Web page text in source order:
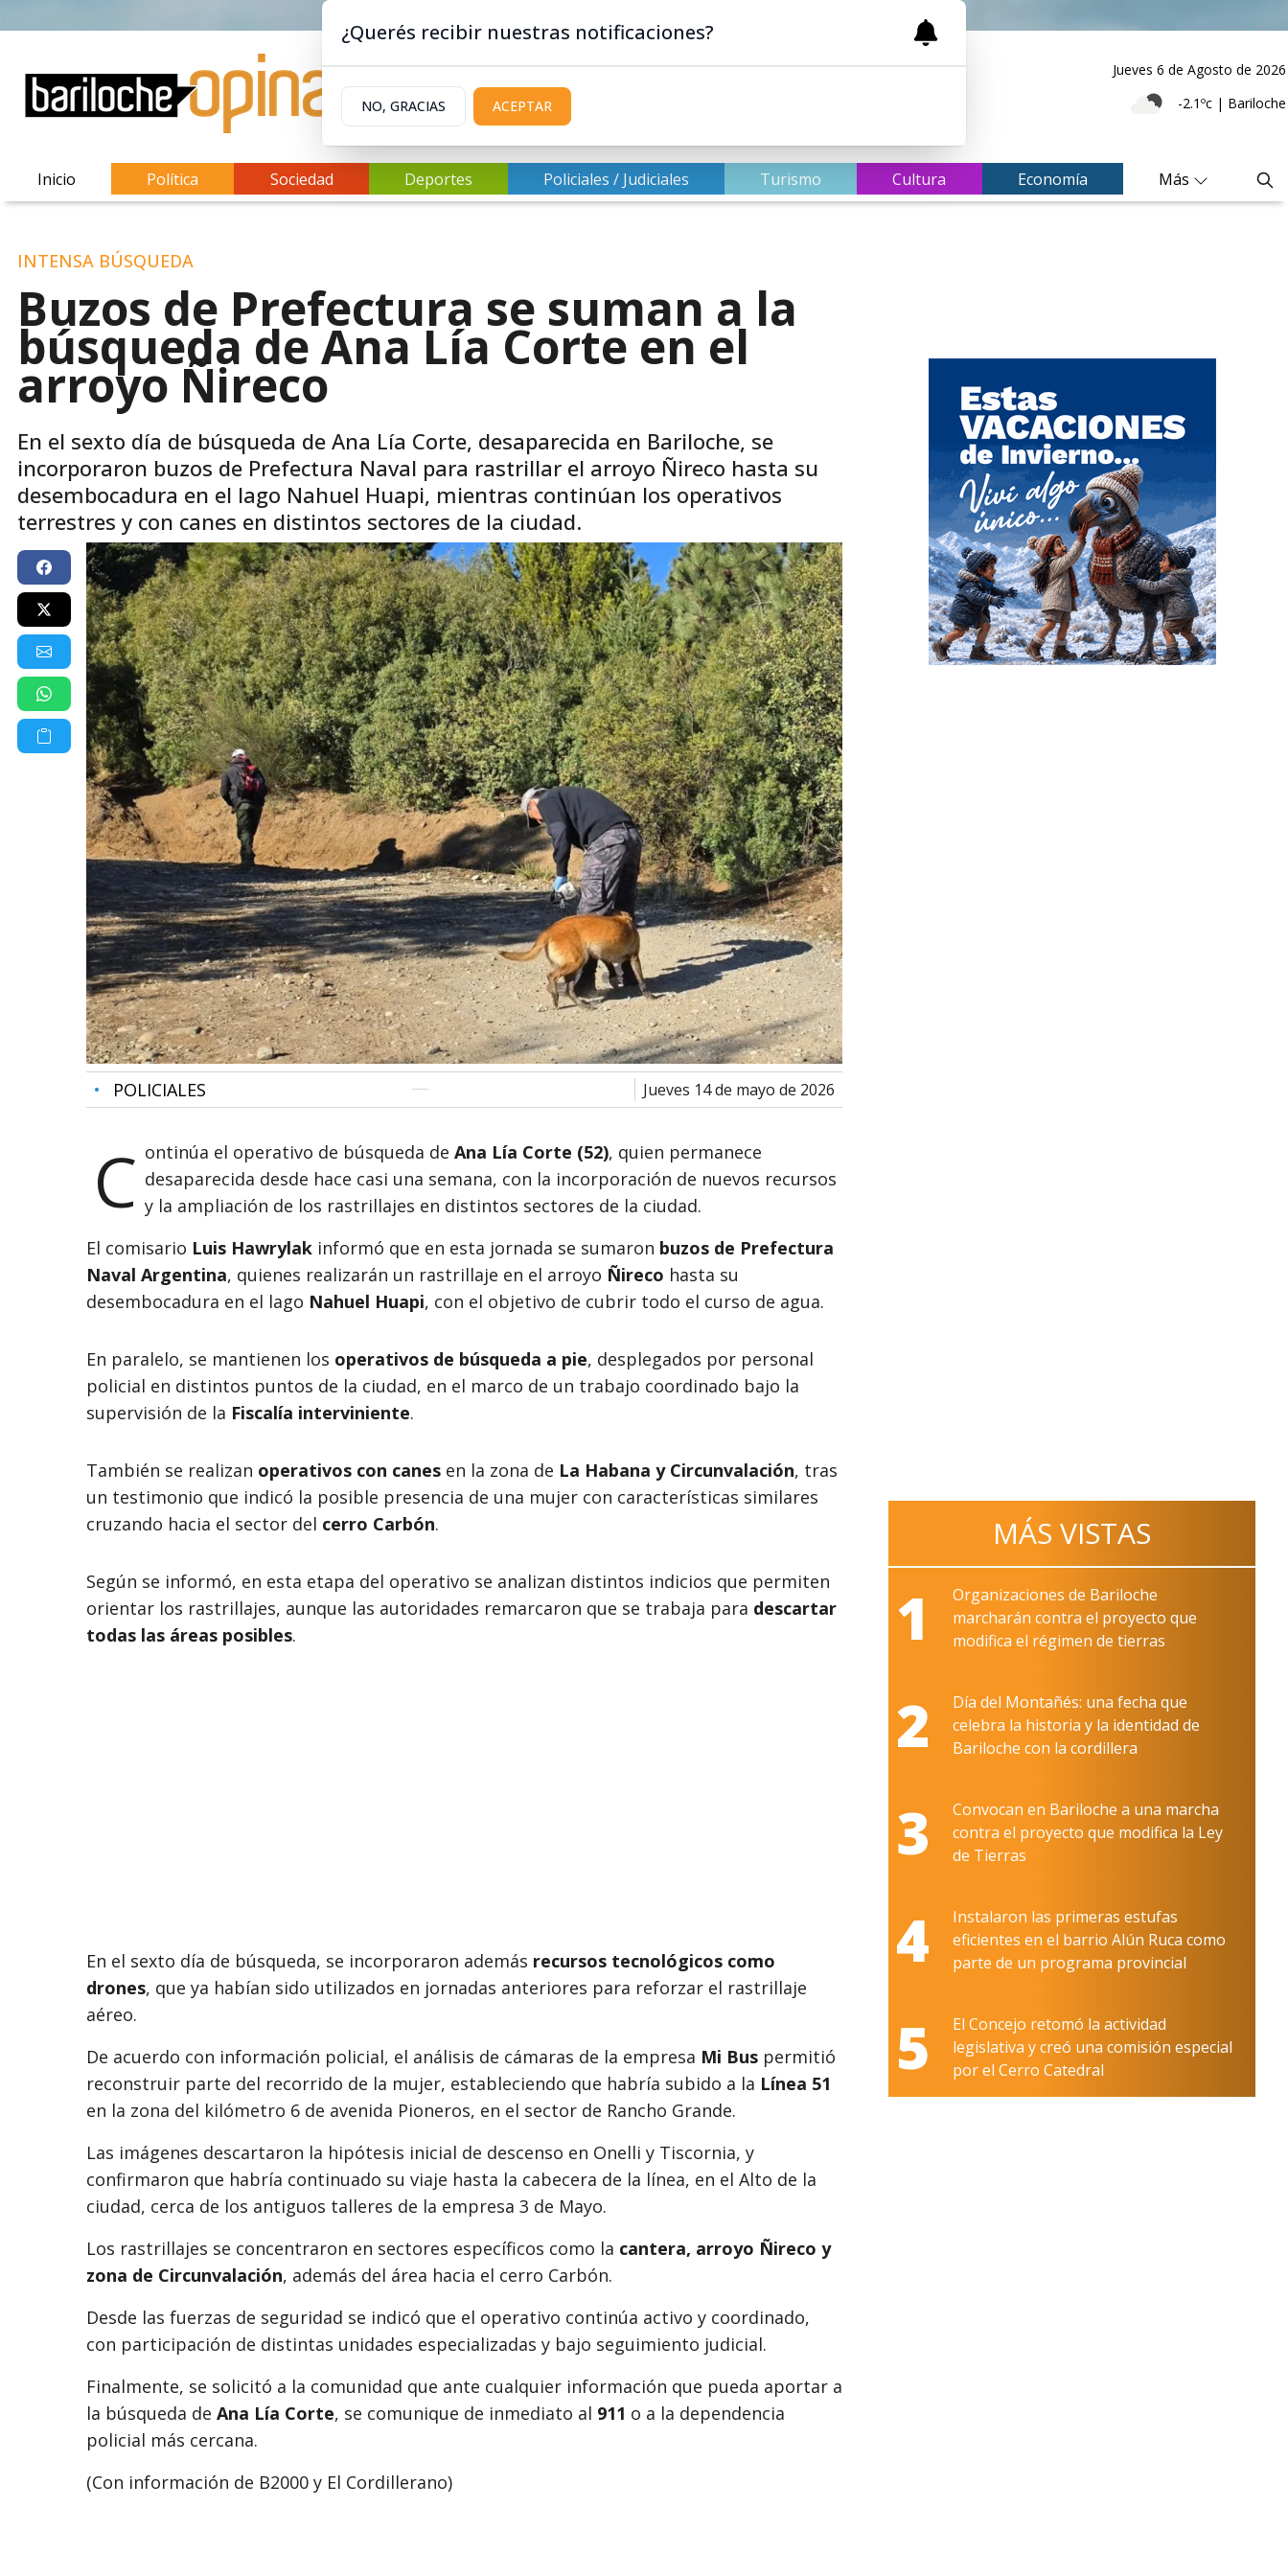
Jueves 6 de Agosto de 2026
-2.1ºc | Bariloche
Inicio Política Sociedad Deportes Policiales / Judiciales Turismo Cultura Economía Más
INTENSA BÚSQUEDA
Buzos de Prefectura se suman a la
búsqueda de Ana Lía Corte en el
arroyo Ñireco
En el sexto día de búsqueda de Ana Lía Corte, desaparecida en Bariloche, se
incorporaron buzos de Prefectura Naval para rastrillar el arroyo Ñireco hasta su
desembocadura en el lago Nahuel Huapi, mientras continúan los operativos
terrestres y con canes en distintos sectores de la ciudad.
• POLICIALES jueves 14 de mayo de 2026
C ontinúa el operativo de búsqueda de Ana Lía Corte (52), quien permanece
desaparecida desde hace casi una semana, con la incorporación de nuevos recursos
y la ampliación de los rastrillajes en distintos sectores de la ciudad.
El comisario Luis Hawrylakinformó que en esta jornada se sumaron buzos de Prefectura
Naval Argentina, quienes realizarán un rastrillaje en el arroyo Ñireco hasta su
desembocadura en el lago Nahuel Huapi, con el objetivo de cubrir todo el curso de agua.
En paralelo, se mantienen los operativos de búsqueda a pie, desplegados por personal
policial en distintos puntos de la ciudad, en el marco de un trabajo coordinado bajo la
supervisión de la Fiscalía interviniente.
También se realizan operativos con canesen la zona de La Habana y Circunvalación, tras
un testimonio que indicó la posible presencia de una mujer con características similares
cruzando hacia el sector del cerro Carbón.
Según se informó, en esta etapa del operativo se analizan distintos indicios que permiten
orientar los rastrillajes, aunque las autoridades remarcaron que se trabaja para descartar
todas las áreas posibles.
En el sexto día de búsqueda, se incorporaron además recursos tecnológicos como
drones, que ya habían sido utilizados en jornadas anteriores para reforzar el rastrillaje
aéreo.
De acuerdo con información policial, el análisis de cámaras de la empresa Mi Buspermitió
reconstruir parte del recorrido de la mujer, estableciendo que habría subido a la Línea 51
en la zona del kilómetro 6 de avenida Pioneros, en el sector de Rancho Grande.
Las imágenes descartaron la hipótesis inicial de descenso en Onelli y Tiscornia, y
confirmaron que habría continuado su viaje hasta la cabecera de la línea, en el Alto de la
ciudad, cerca de los antiguos talleres de la empresa 3 de Mayo.
Los rastrillajes se concentraron en sectores específicos como la cantera, arroyo Ñireco y
zona de Circunvalación, además del área hacia el cerro Carbón.
Desde las fuerzas de seguridad se indicó que el operativo continúa activo y coordinado,
con participación de distintas unidades especializadas y bajo seguimiento judicial.
Finalmente, se solicitó a la comunidad que ante cualquier información que pueda aportar a
la búsqueda de Ana Lía Corte, se comunique de inmediato al 911 o a la dependencia
policial más cercana.
(Con información de B2000 y El Cordillerano)
MÁS VISTAS
1
Organizaciones de Bariloche
marcharán contra el proyecto que
modifica el régimen de tierras
2
Día del Montañés: una fecha que
celebra la historia y la identidad de
Bariloche con la cordillera
3
Convocan en Bariloche a una marcha
contra el proyecto que modifica la Ley
de Tierras
4
Instalaron las primeras estufas
eficientes en el barrio Alún Ruca como
parte de un programa provincial
5
El Concejo retomó la actividad
legislativa y creó una comisión especial
por el Cerro Catedral
¿Querés recibir nuestras notificaciones?
NO, GRACIAS ACEPTAR